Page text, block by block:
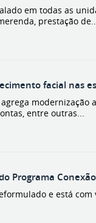
em todas as
prestação de...
facial nas
entre outras...
Programa Conexão
e está